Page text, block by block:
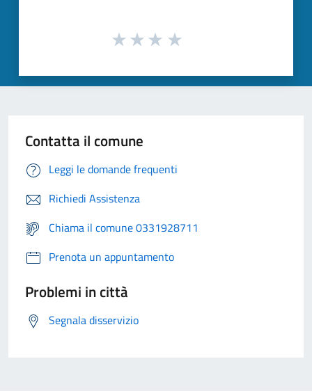
Contatta il comune
Leggi le domande frequenti
Richiedi Assistenza
Chiama il comune 0331928711
Prenota un appuntamento
Problemi in città
Segnala disservizio